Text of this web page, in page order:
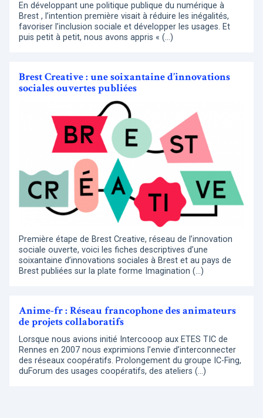
En développant une politique publique du numérique à
Brest , l’intention première visait à réduire les inégalités,
favoriser l’inclusion sociale et développer les usages. Et
puis petit à petit, nous avons appris « (…)
Brest Creative : une soixantaine d’innovations
sociales ouvertes publiées
Première étape de Brest Creative, réseau de l’innovation
sociale ouverte, voici les fiches descriptives d’une
soixantaine d’innovations sociales à Brest et au pays de
Brest publiées sur la plate forme Imagination (…)
Anime-fr : Réseau francophone des animateurs
de projets collaboratifs
Lorsque nous avions initié Intercooop aux ETES TIC de
Rennes en 2007 nous exprimions l’envie d’interconnecter
des réseaux coopératifs. Prolongement du groupe IC-Fing,
duForum des usages coopératifs, des ateliers (…)